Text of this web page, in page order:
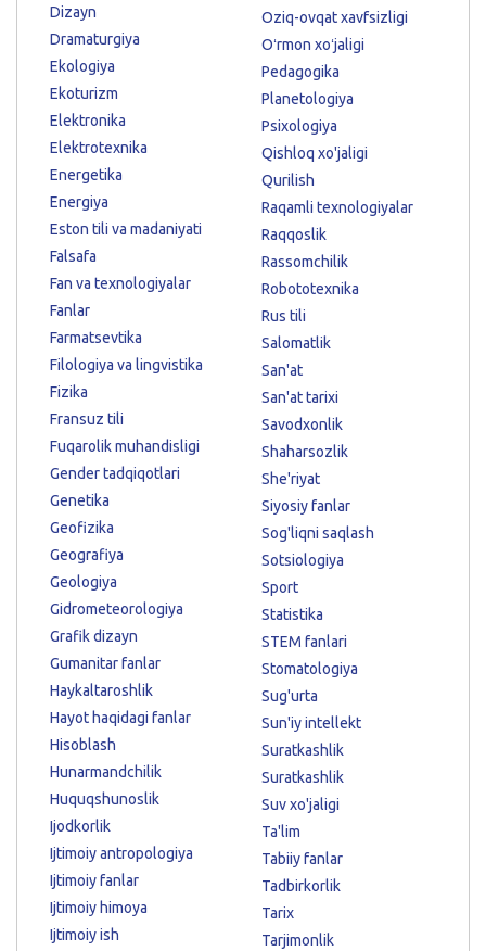
Dizayn
Dramaturgiya
Ekologiya
Ekoturizm
Elektronika
Elektrotexnika
Energetika
Energiya
Eston tili va madaniyati
Falsafa
Fan va texnologiyalar
Fanlar
Farmatsevtika
Filologiya va lingvistika
Fizika
Fransuz tili
Fuqarolik muhandisligi
Gender tadqiqotlari
Genetika
Geofizika
Geografiya
Geologiya
Gidrometeorologiya
Grafik dizayn
Gumanitar fanlar
Haykaltaroshlik
Hayot haqidagi fanlar
Hisoblash
Hunarmandchilik
Huquqshunoslik
Ijodkorlik
Ijtimoiy antropologiya
Ijtimoiy fanlar
Ijtimoiy himoya
Ijtimoiy ish
Oziq-ovqat xavfsizligi
Oʻrmon xoʻjaligi
Pedagogika
Planetologiya
Psixologiya
Qishloq xo'jaligi
Qurilish
Raqamli texnologiyalar
Raqqoslik
Rassomchilik
Robototexnika
Rus tili
Salomatlik
San'at
San'at tarixi
Savodxonlik
Shaharsozlik
She'riyat
Siyosiy fanlar
Sog'liqni saqlash
Sotsiologiya
Sport
Statistika
STEM fanlari
Stomatologiya
Sug'urta
Sun'iy intellekt
Suratkashlik
Suratkashlik
Suv xo'jaligi
Ta'lim
Tabiiy fanlar
Tadbirkorlik
Tarix
Tarjimonlik